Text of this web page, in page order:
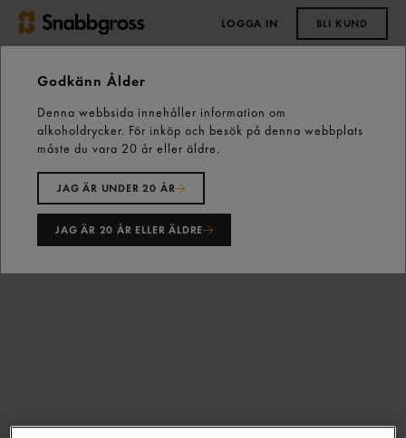
LOGGA IN BLI KUND
Start Vårt sortiment
Skafferiet
Kryddor & Smaksättning
Smaksättning
Godkänn Ålder
Denna webbsida innehåller information om
alkoholdrycker. För inköp och besök på denna webbplats
måste du vara 20 år eller äldre.
JAG ÄR UNDER 20 ÅR
JAG ÄR 20 ÅR ELLER ÄLDRE